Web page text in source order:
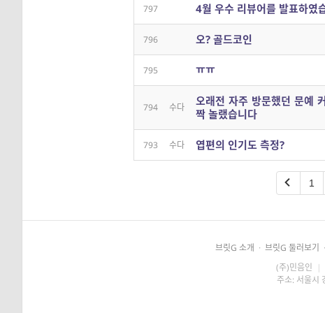
797 4월 우수 리뷰어를 발표하였
796 오? 골드코인
795 ㅠㅠ
794 수다
오래전 자주 방문했던 문예
짝 놀랬습니다
793 수다 엽편의 인기도 측정?
1
브릿G 소개 · 브릿G 둘러보기 ·
(주)민음인 |
주소: 서울시